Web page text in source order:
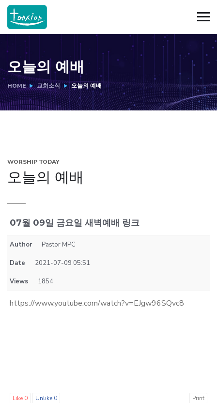
오늘의 예배
HOME 교회소식 오늘의 예배
WORSHIP TODAY
오늘의 예배
07월 09일 금요일 새벽예배 링크
Author Pastor MPC
Date 2021-07-09 05:51
Views 1854
https://www.youtube.com/watch?v=EJgw96SQvc8
Like 0 Unlike 0 Print